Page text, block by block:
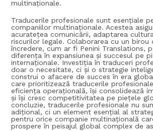
multinaționale.
Traducerile profesionale sunt esențiale
companiilor multinaționale. Acestea
acuratețea comunicării, adaptarea
riscurilor legale. Colaborarea cu un birou
încredere, cum ar fi Penini Translations,
diferența în expansiunea și succesul pe
internaționale. Investiția în traduceri
doar o necesitate, ci și o strategie
construi o afacere de succes în era
care prioritizează traducerile
eficiența operațională, își consolidează
și își cresc competitivitatea pe piețele
concluzie, traducerile profesionale nu
adițional, ci un element esențial al
pentru orice companie multinațională
prospere în peisajul global complex de